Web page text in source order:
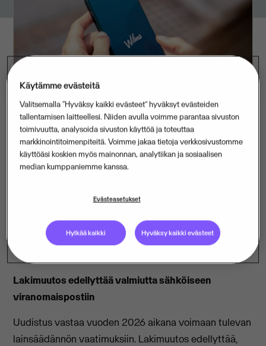
“Tämä on jälleen yksi askel kohti digitaalisempaa ja
sujuvampaa asiointia. Kun oppilaitosten päätökset
oppilaiden, huoltajien kuin henkilöstönkin arki
Visma Aquila Oy:n koululiiketoiminnan johtaja Teemu
Lehtonen.
Lakimuutos edellyttää valmiutta sähköiseen
viranomaispostiin
Uudistus vastaa vuoden 2026 aikana voimaan tulevan
lainsäädännön vaatimuksiin. Lakimuutos edellyttää,
Käytämme evästeitä
Valitsemalla “Hyväksy kaikki evästeet” hyväksyt evästeiden
tallentamisen laitteellesi. Niiden avulla voimme parantaa sivuston
toimivuutta, analysoida sivuston käyttöä ja toteuttaa
markkinointitoimenpiteitä. Voimme jakaa tietoja verkkosivustomme
käyttöäsi koskien myös mainonnan, analytiikan ja sosiaalisen
median kumppaniemme kanssa.
Evästeasetukset
Hylkää kaikki Hyväksy kaikki evästeet